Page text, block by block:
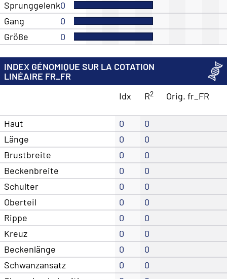
Sprunggelenk0
Gang
0
Größe
0
INDEX GÉNOMIQUE SUR LA COTATION
LINÉAIRE FR_FR
Idx
R2 Orig. fr_FR
Haut 0
0
Länge
0
0
Brustbreite
0
0
Beckenbreite
0
0
Schulter
0
0
Oberteil
0
0
Rippe
0
0
Kreuz
0
0
Beckenlänge
0
0
Schwanzansatz
0
0